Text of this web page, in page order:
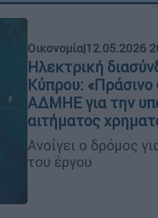
Οικονομία|12.05.2026
Ηλεκτρική
Κύπρου:
ΑΔΜΗΕ για την
αιτήματος
Ανοίγει ο δρόμος
του έργου